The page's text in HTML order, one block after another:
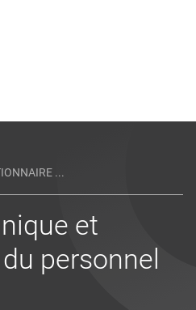
...
et
personnel